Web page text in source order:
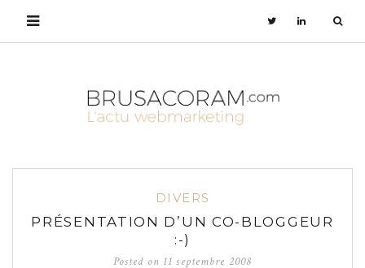
DIVERS
PRÉSENTATION D’UN CO-BLOGGEUR
:-)
Posted on 11 septembre 2008